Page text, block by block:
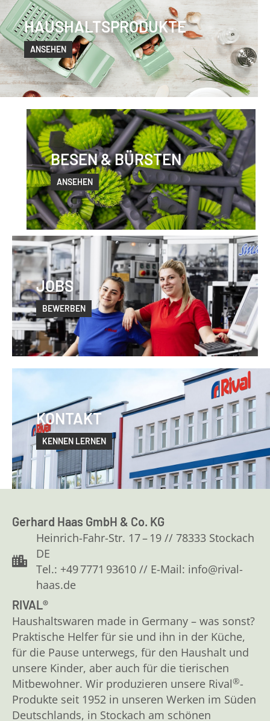
HAUSHALTSPRODUKTE
ANSEHEN
BESEN & BÜRSTEN
ANSEHEN
JOBS
BEWERBEN
KONTAKT
KENNEN LERNEN
Gerhard Haas GmbH & Co. KG
Heinrich-Fahr-Str. 17 – 19 // 78333 Stockach
DE
Tel.: +49 7771 93610 // E-Mail: info@rival-
haas.de
RIVAL®
Haushaltswaren made in Germany – was sonst?
Praktische Helfer für sie und ihn in der Küche,
für die Pause unterwegs, für den Haushalt und
unsere Kinder, aber auch für die tierischen
Mitbewohner. Wir produzieren unsere Rival®-
Produkte seit 1952 in unseren Werken im Süden
Deutschlands, in Stockach am schönen